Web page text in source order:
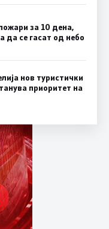
за 10 дена,
да се гасат од небо
нов туристички
приоритет на